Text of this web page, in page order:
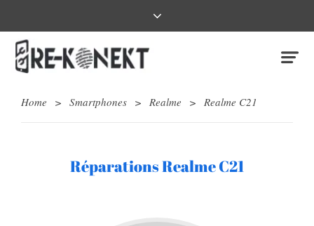
Home > Smartphones > Realme > Realme C21
Réparations Realme C21